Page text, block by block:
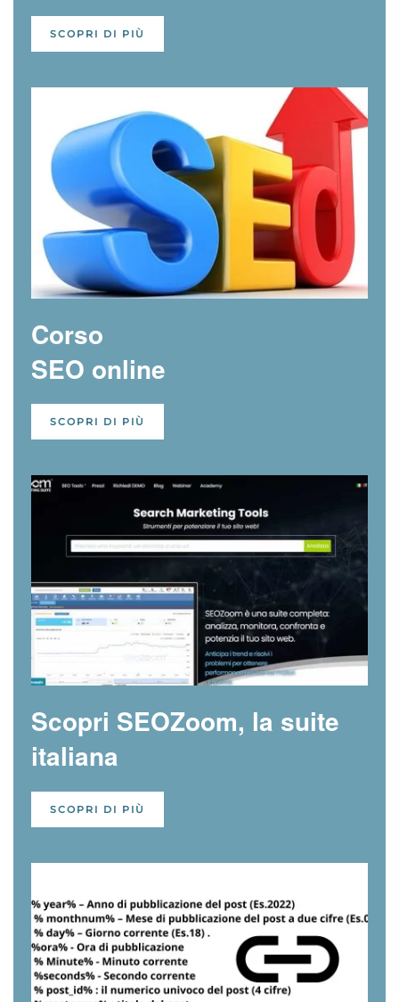
SCOPRI DI PIÙ
Corso
SEO online
SCOPRI DI PIÙ
Scopri SEOZoom, la suite
italiana
SCOPRI DI PIÙ